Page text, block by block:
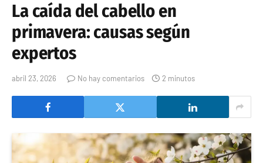
La caída del cabello en
primavera: causas según
expertos
abril 23, 2026 No hay comentarios 2 minutos